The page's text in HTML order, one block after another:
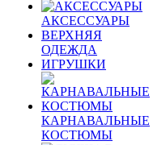
АКСЕССУАРЫ
ВЕРХНЯЯ
ОДЕЖДА
ИГРУШКИ
КАРНАВАЛЬНЫЕ
КОСТЮМЫ